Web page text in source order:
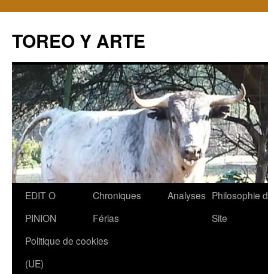
TOREO Y ARTE
Aller
contenu
EDIT O
PINION
Chroniques
Férias
Analyses Philosophie
Site
Politique de cookies
(UE)